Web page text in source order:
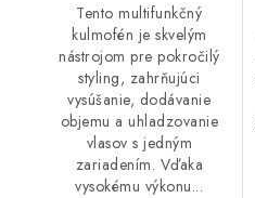
Tento multifunkčný
kulmofén je skvelým
nástrojom pre pokročilý
styling, zahrňujúci
vysúšanie, dodávanie
objemu a uhladzovanie
vlasov s jedným
zariadením. Vďaka
vysokému výkonu...